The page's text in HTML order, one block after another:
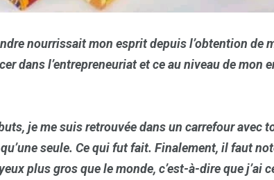
nourrissait mon esprit depuis l’obtention de
dans l’entrepreneuriat et ce au niveau de mon
je me suis retrouvée dans un carrefour avec
seule. Ce qui fut fait. Finalement, il faut
plus gros que le monde, c’est-à-dire que j’ai
Une Wedding
1 1
Weekend Break